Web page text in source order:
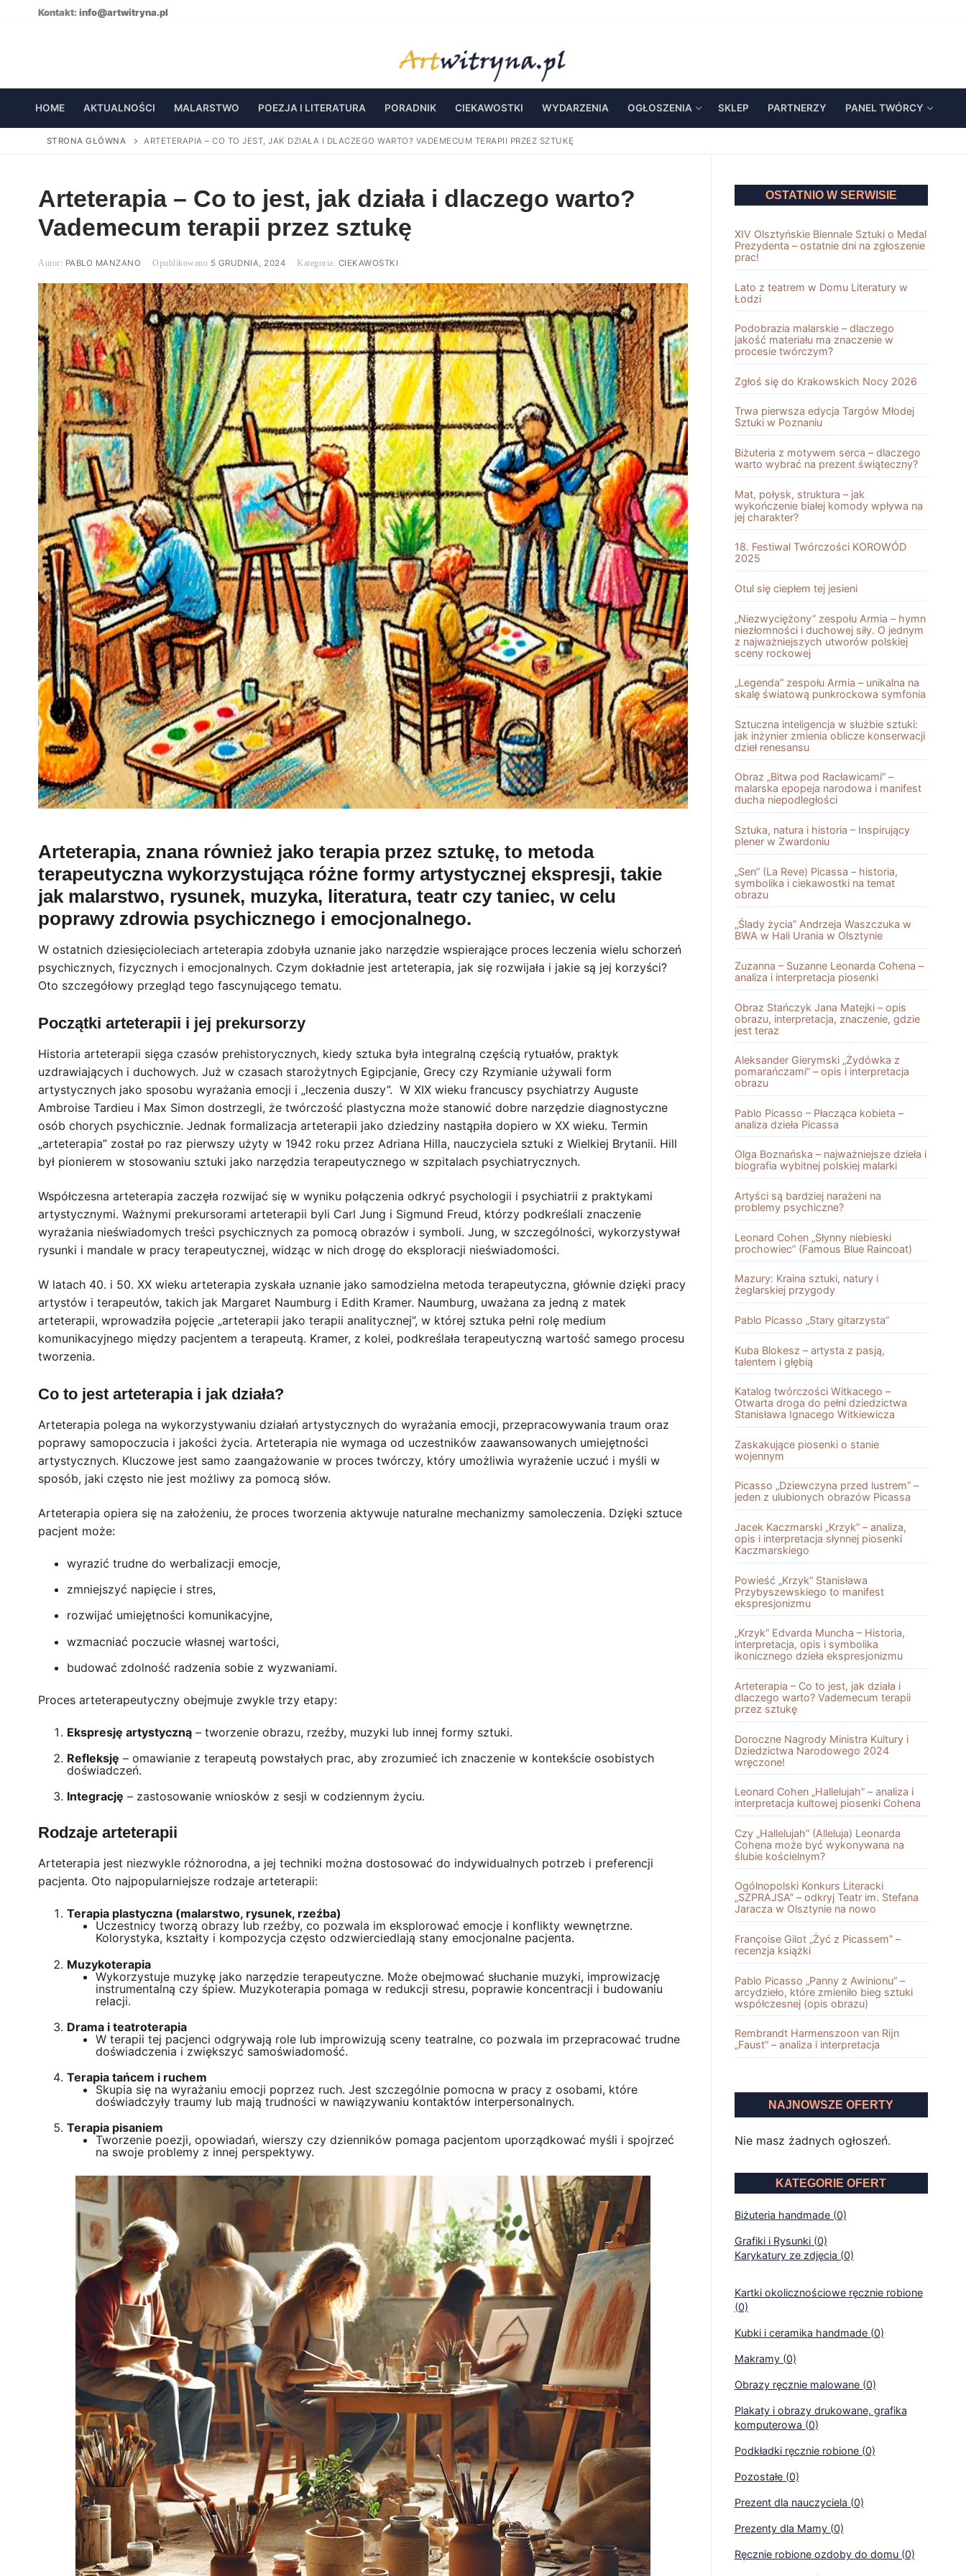
Kontakt: info@artwitryna.pl
HOME AKTUALNOŚCI MALARSTWO POEZJA I LITERATURA PORADNIK CIEKAWOSTKI WYDARZENIA OGŁOSZENIA SKLEP PARTNERZY PANEL TWÓRCY
STRONA GŁÓWNA ARTETERAPIA – CO TO JEST, JAK DZIAŁA I DLACZEGO WARTO? VADEMECUM TERAPII PRZEZ SZTUKĘ
Arteterapia – Co to jest, jak działa i dlaczego warto?
Vademecum terapii przez sztukę
PABLO MANZANO 5 GRUDNIA, 2024 CIEKAWOSTKI
Arteterapia, znana również jako terapia przez sztukę, to metoda
terapeutyczna wykorzystująca różne formy artystycznej ekspresji, takie
jak malarstwo, rysunek, muzyka, literatura, teatr czy taniec, w celu
poprawy zdrowia psychicznego i emocjonalnego.
W ostatnich dziesięcioleciach arteterapia zdobyła uznanie jako narzędzie wspierające proces leczenia wielu schorzeń
psychicznych, fizycznych i emocjonalnych. Czym dokładnie jest arteterapia, jak się rozwijała i jakie są jej korzyści?
Oto szczegółowy przegląd tego fascynującego tematu.
Początki arteterapii i jej prekursorzy
Historia arteterapii sięga czasów prehistorycznych, kiedy sztuka była integralną częścią rytuałów, praktyk
uzdrawiających i duchowych. Już w czasach starożytnych Egipcjanie, Grecy czy Rzymianie używali form
artystycznych jako sposobu wyrażania emocji i „leczenia duszy”. W XIX wieku francuscy psychiatrzy Auguste
Ambroise Tardieu i Max Simon dostrzegli, że twórczość plastyczna może stanowić dobre narzędzie diagnostyczne
osób chorych psychicznie. Jednak formalizacja arteterapii jako dziedziny nastąpiła dopiero w XX wieku. Termin
„arteterapia” został po raz pierwszy użyty w 1942 roku przez Adriana Hilla, nauczyciela sztuki z Wielkiej Brytanii. Hill
był pionierem w stosowaniu sztuki jako narzędzia terapeutycznego w szpitalach psychiatrycznych.
Współczesna arteterapia zaczęła rozwijać się w wyniku połączenia odkryć psychologii i psychiatrii z praktykami
artystycznymi. Ważnymi prekursorami arteterapii byli Carl Jung i Sigmund Freud, którzy podkreślali znaczenie
wyrażania nieświadomych treści psychicznych za pomocą obrazów i symboli. Jung, w szczególności, wykorzystywał
rysunki i mandale w pracy terapeutycznej, widząc w nich drogę do eksploracji nieświadomości.
W latach 40. i 50. XX wieku arteterapia zyskała uznanie jako samodzielna metoda terapeutyczna, głównie dzięki pracy
artystów i terapeutów, takich jak Margaret Naumburg i Edith Kramer. Naumburg, uważana za jedną z matek
arteterapii, wprowadziła pojęcie „arteterapii jako terapii analitycznej”, w której sztuka pełni rolę medium
komunikacyjnego między pacjentem a terapeutą. Kramer, z kolei, podkreślała terapeutyczną wartość samego procesu
tworzenia.
Co to jest arteterapia i jak działa?
Arteterapia polega na wykorzystywaniu działań artystycznych do wyrażania emocji, przepracowywania traum oraz
poprawy samopoczucia i jakości życia. Arteterapia nie wymaga od uczestników zaawansowanych umiejętności
artystycznych. Kluczowe jest samo zaangażowanie w proces twórczy, który umożliwia wyrażenie uczuć i myśli w
sposób, jaki często nie jest możliwy za pomocą słów.
Arteterapia opiera się na założeniu, że proces tworzenia aktywuje naturalne mechanizmy samoleczenia. Dzięki sztuce
pacjent może:
wyrazić trudne do werbalizacji emocje,
zmniejszyć napięcie i stres,
rozwijać umiejętności komunikacyjne,
wzmacniać poczucie własnej wartości,
budować zdolność radzenia sobie z wyzwaniami.
Proces arteterapeutyczny obejmuje zwykle trzy etapy:
Ekspresję artystyczną – tworzenie obrazu, rzeźby, muzyki lub innej formy sztuki.
Refleksję – omawianie z terapeutą powstałych prac, aby zrozumieć ich znaczenie w kontekście osobistych
doświadczeń.
Integrację – zastosowanie wniosków z sesji w codziennym życiu.
Rodzaje arteterapii
Arteterapia jest niezwykle różnorodna, a jej techniki można dostosować do indywidualnych potrzeb i preferencji
pacjenta. Oto najpopularniejsze rodzaje arteterapii:
Terapia plastyczna (malarstwo, rysunek, rzeźba)
Uczestnicy tworzą obrazy lub rzeźby, co pozwala im eksplorować emocje i konflikty wewnętrzne.
Kolorystyka, kształty i kompozycja często odzwierciedlają stany emocjonalne pacjenta.
Muzykoterapia
Wykorzystuje muzykę jako narzędzie terapeutyczne. Może obejmować słuchanie muzyki, improwizację
instrumentalną czy śpiew. Muzykoterapia pomaga w redukcji stresu, poprawie koncentracji i budowaniu
relacji.
Drama i teatroterapia
W terapii tej pacjenci odgrywają role lub improwizują sceny teatralne, co pozwala im przepracować trudne
doświadczenia i zwiększyć samoświadomość.
Terapia tańcem i ruchem
Skupia się na wyrażaniu emocji poprzez ruch. Jest szczególnie pomocna w pracy z osobami, które
doświadczyły traumy lub mają trudności w nawiązywaniu kontaktów interpersonalnych.
Terapia pisaniem
Tworzenie poezji, opowiadań, wierszy czy dzienników pomaga pacjentom uporządkować myśli i spojrzeć
na swoje problemy z innej perspektywy.
OSTATNIO W SERWISIE
XIV Olsztyńskie Biennale Sztuki o Medal
Prezydenta – ostatnie dni na zgłoszenie
prac!
Lato z teatrem w Domu Literatury w
Łodzi
Podobrazia malarskie – dlaczego
jakość materiału ma znaczenie w
procesie twórczym?
Zgłoś się do Krakowskich Nocy 2026
Trwa pierwsza edycja Targów Młodej
Sztuki w Poznaniu
Biżuteria z motywem serca – dlaczego
warto wybrać na prezent świąteczny?
Mat, połysk, struktura – jak
wykończenie białej komody wpływa na
jej charakter?
18. Festiwal Twórczości KOROWÓD
2025
Otul się ciepłem tej jesieni
„Niezwyciężony” zespołu Armia – hymn
niezłomności i duchowej siły. O jednym
z najważniejszych utworów polskiej
sceny rockowej
„Legenda” zespołu Armia – unikalna na
skalę światową punkrockowa symfonia
Sztuczna inteligencja w służbie sztuki:
jak inżynier zmienia oblicze konserwacji
dzieł renesansu
Obraz „Bitwa pod Racławicami” –
malarska epopeja narodowa i manifest
ducha niepodległości
Sztuka, natura i historia – Inspirujący
plener w Zwardoniu
„Sen” (La Reve) Picassa – historia,
symbolika i ciekawostki na temat
obrazu
„Ślady życia” Andrzeja Waszczuka w
BWA w Hali Urania w Olsztynie
Zuzanna – Suzanne Leonarda Cohena –
analiza i interpretacja piosenki
Obraz Stańczyk Jana Matejki – opis
obrazu, interpretacja, znaczenie, gdzie
jest teraz
Aleksander Gierymski „Żydówka z
pomarańczami” – opis i interpretacja
obrazu
Pablo Picasso – Płacząca kobieta –
analiza dzieła Picassa
Olga Boznańska – najważniejsze dzieła i
biografia wybitnej polskiej malarki
Artyści są bardziej narażeni na
problemy psychiczne?
Leonard Cohen „Słynny niebieski
prochowiec” (Famous Blue Raincoat)
Mazury: Kraina sztuki, natury i
żeglarskiej przygody
Pablo Picasso „Stary gitarzysta”
Kuba Blokesz – artysta z pasją,
talentem i głębią
Katalog twórczości Witkacego –
Otwarta droga do pełni dziedzictwa
Stanisława Ignacego Witkiewicza
Zaskakujące piosenki o stanie
wojennym
Picasso „Dziewczyna przed lustrem” –
jeden z ulubionych obrazów Picassa
Jacek Kaczmarski „Krzyk” – analiza,
opis i interpretacja słynnej piosenki
Kaczmarskiego
Powieść „Krzyk” Stanisława
Przybyszewskiego to manifest
ekspresjonizmu
„Krzyk” Edvarda Muncha – Historia,
interpretacja, opis i symbolika
ikonicznego dzieła ekspresjonizmu
Arteterapia – Co to jest, jak działa i
dlaczego warto? Vademecum terapii
przez sztukę
Doroczne Nagrody Ministra Kultury i
Dziedzictwa Narodowego 2024
wręczone!
Leonard Cohen „Hallelujah” – analiza i
interpretacja kultowej piosenki Cohena
Czy „Hallelujah” (Alleluja) Leonarda
Cohena może być wykonywana na
ślubie kościelnym?
Ogólnopolski Konkurs Literacki
„SZPRAJSA” – odkryj Teatr im. Stefana
Jaracza w Olsztynie na nowo
Françoise Gilot „Żyć z Picassem” –
recenzja książki
Pablo Picasso „Panny z Awinionu” –
arcydzieło, które zmieniło bieg sztuki
współczesnej (opis obrazu)
Rembrandt Harmenszoon van Rĳn
„Faust” – analiza i interpretacja
NAJNOWSZE OFERTY
Nie masz żadnych ogłoszeń.
KATEGORIE OFERT
Biżuteria handmade (0)
Grafiki i Rysunki (0)
Karykatury ze zdjęcia (0)
Kartki okolicznościowe ręcznie robione
(0)
Kubki i ceramika handmade (0)
Makramy (0)
Obrazy ręcznie malowane (0)
Plakaty i obrazy drukowane, grafika
komputerowa (0)
Podkładki ręcznie robione (0)
Pozostałe (0)
Prezent dla nauczyciela (0)
Prezenty dla Mamy (0)
Ręcznie robione ozdoby do domu (0)